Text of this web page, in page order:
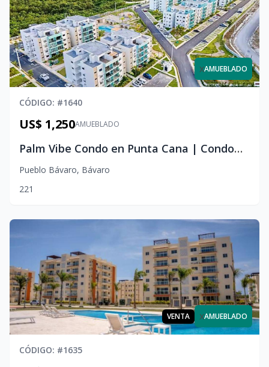
xAMUEBLADO
CÓDIGO: #1640
AMUEBLADO
US$ 1,250
Palm Vibe Condo en Punta Cana | Condominio de 2 Habitaciones
Pueblo Bávaro, Bávaro
221
VENTA xAMUEBLADO
CÓDIGO: #1635